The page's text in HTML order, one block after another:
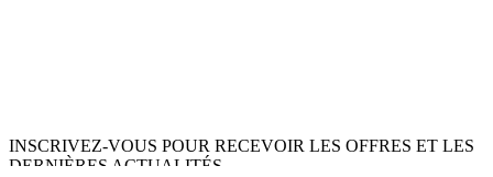
INSCRIVEZ-VOUS POUR RECEVOIR LES OFFRES ET LES
DERNIÈRES ACTUALITÉS.